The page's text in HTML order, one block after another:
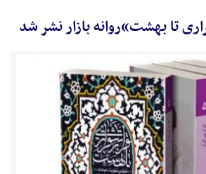
تا بهشت»روانه بازار نشر شد